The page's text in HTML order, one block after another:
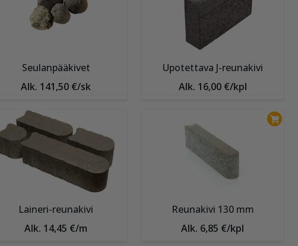
Seulanpääkivet
Alk. 141,50 €/sk
Upotettava J-reunakivi
Alk. 16,00 €/kpl
Laineri-reunakivi
Alk. 14,45 €/m
Reunakivi 130 mm
Alk. 6,85 €/kpl